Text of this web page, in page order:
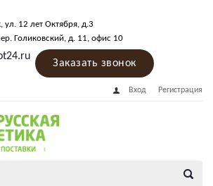
, ул. 12 лет Октября, д.3
Голиковский, д. 11, офис 10
Заказать звонок
Вход Регистрация